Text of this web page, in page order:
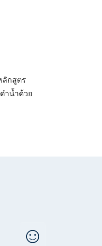
กสูตร
ำน้ำด้วย
sentiment_satisfied